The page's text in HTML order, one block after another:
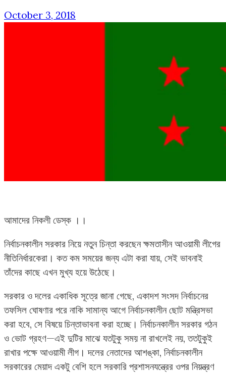
October 3, 2018
আমাদের নিকলী ডেস্ক ।।
নির্বাচনকালীন সরকার নিয়ে নতুন চিন্তা করছেন ক্ষমতাসীন আওয়ামী লীগের
নীতিনির্ধারকেরা। কত কম সময়ের জন্য এটা করা যায়, সেই ভাবনাই
তাঁদের কাছে এখন মুখ্য হয়ে উঠেছে।
সরকার ও দলের একাধিক সূত্রে জানা গেছে, একাদশ সংসদ নির্বাচনের
তফসিল ঘোষণার পরে নাকি সামান্য আগে নির্বাচনকালীন ছোট মন্ত্রিসভা
করা হবে, সে বিষয়ে চিন্তাভাবনা করা হচ্ছে। নির্বাচনকালীন সরকার গঠন
ও ভোট গ্রহণ—এই দুটির মাঝে যতটুকু সময় না রাখলেই নয়, ততটুকুই
রাখার পক্ষে আওয়ামী লীগ। দলের নেতাদের আশঙ্কা, নির্বাচনকালীন
সরকারের মেয়াদ একটু বেশি হলে সরকারি প্রশাসনযন্ত্রের ওপর নিয়ন্ত্রণ